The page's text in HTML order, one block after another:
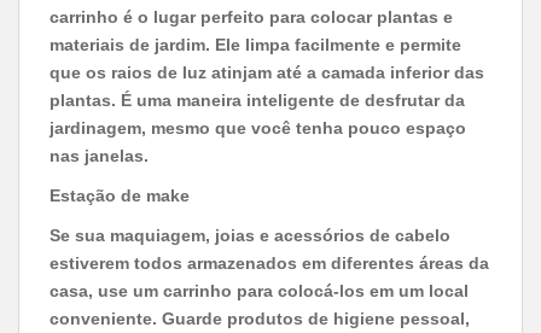
carrinho é o lugar perfeito para colocar plantas e
materiais de jardim. Ele limpa facilmente e permite
que os raios de luz atinjam até a camada inferior das
plantas. É uma maneira inteligente de desfrutar da
jardinagem, mesmo que você tenha pouco espaço
nas janelas.
Estação de make
Se sua maquiagem, joias e acessórios de cabelo
estiverem todos armazenados em diferentes áreas da
casa, use um carrinho para colocá-los em um local
conveniente. Guarde produtos de higiene pessoal,